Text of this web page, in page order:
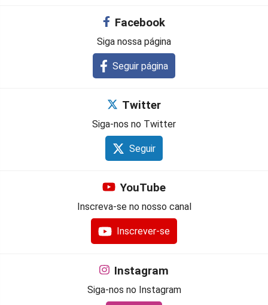
Facebook
Siga nossa página
Seguir página
Twitter
Siga-nos no Twitter
Seguir
YouTube
Inscreva-se no nosso canal
Inscrever-se
Instagram
Siga-nos no Instagram